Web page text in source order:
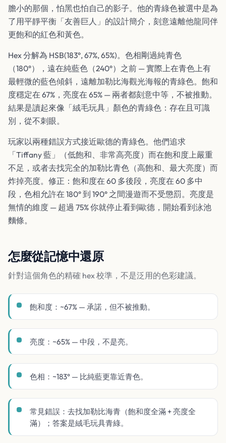
膽小的那個，怕黑也怕自己的影子。他的青綠色被選中是為
了用平靜平衡「友善巨人」的設計簡介，刻意遠離他龍同伴
更飽和的紅色和黃色。
Hex 分解為 HSB(183°, 67%, 65%)。色相剛過純青色
（180°），遠在純藍色（240°）之前 — 實際上在青色上有
最輕微的藍色傾斜，遠離加勒比海觀光海報的青綠色。飽和
度穩定在 67%，亮度在 65% — 兩者都刻意中等，不被推動。
結果是讀起來像「絨毛玩具」顏色的青綠色：存在且可識
別，從不刺眼。
玩家以兩種錯誤方式接近歐德的青綠色。他們追求
「Tiffany 藍」（低飽和、非常高亮度）而在飽和度上嚴重
不足，或者去找完全的加勒比青色（高飽和、最大亮度）而
炸掉亮度。修正：飽和度在 60 多後段，亮度在 60 多中
段，色相允許在 180° 到 190° 之間漫遊而不受懲罰。亮度是
無情的維度 — 超過 75% 你就停止看到歐德，開始看到泳池
麵條。
怎麼從記憶中還原
針對這個角色的精確 hex 校準，不是泛用的色彩建議。
飽和度：~67% — 承諾，但不被推動。
亮度：~65% — 中段，不是亮。
色相：~183° — 比純藍更靠近青色。
常見錯誤：去找加勒比海青（飽和度全滿 + 亮度全
滿）；答案是絨毛玩具青綠。